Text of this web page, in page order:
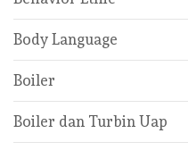
Body Language
Boiler
Boiler dan Turbin Uap